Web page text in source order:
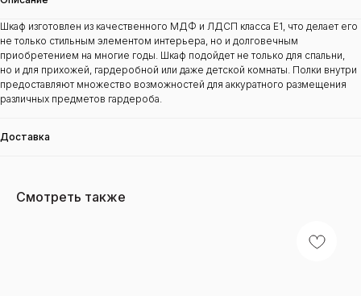
Шкаф изготовлен из качественного МДФ и ЛДСП класса Е1, что делает его
не только стильным элементом интерьера, но и долговечным
приобретением на многие годы. Шкаф подойдет не только для спальни,
но и для прихожей, гардеробной или даже детской комнаты. Полки внутри
предоставляют множество возможностей для аккуратного размещения
различных предметов гардероба.
Доставка
Смотреть также